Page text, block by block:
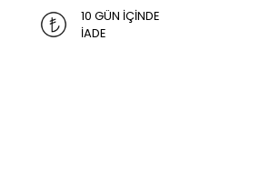
10 GÜN İÇİNDE
İADE